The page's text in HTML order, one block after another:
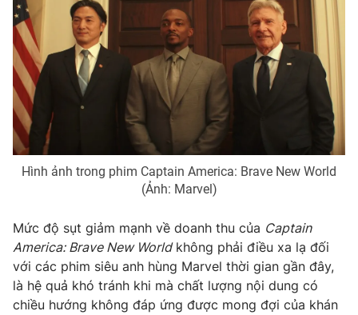
Tư vấn
Chuyên mục khác
Emagazine Podcast
Photo Infographic
Video Shorts video
VTV Thể thao
VTV Sức khoẻ Bất động sản
Thị trường 24h Tấm lòng Việt
Hình ảnh trong phim Captain America: Brave New World
(Ảnh: Marvel)
Mức độ sụt giảm mạnh về doanh thu của Captain
America: Brave New Worldkhông phải điều xa lạ đối
với các phim siêu anh hùng Marvel thời gian gần đây,
là hệ quả khó tránh khi mà chất lượng nội dung có
chiều hướng không đáp ứng được mong đợi của khán